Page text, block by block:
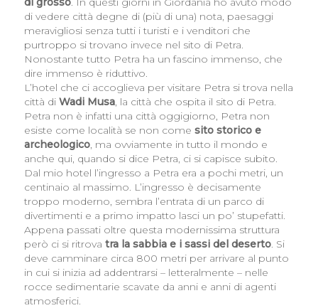
di vedere città degne di (più di una) nota, paesaggi
meravigliosi senza tutti i turisti e i venditori che
purtroppo si trovano invece nel sito di Petra.
Nonostante tutto Petra ha un fascino immenso, che
dire immenso è riduttivo.
L’hotel che ci accoglieva per visitare Petra si trova nella
città diWadi Musa, la città che ospita il sito di Petra.
Petra non è infatti una città oggigiorno, Petra non
esiste come località se non come sito storico e
archeologico, ma ovviamente in tutto il mondo e
anche qui, quando si dice Petra, ci si capisce subito.
Dal mio hotel l’ingresso a Petra era a pochi metri, un
centinaio al massimo. L’ingresso è decisamente
troppo moderno, sembra l’entrata di un parco di
divertimenti e a primo impatto lasci un po’ stupefatti.
Appena passati oltre questa modernissima struttura
però ci si ritrova tra la sabbia e i sassi del deserto. Si
deve camminare circa 800 metri per arrivare al punto
in cui si inizia ad addentrarsi – letteralmente – nelle
rocce sedimentarie scavate da anni e anni di agenti
atmosferici.